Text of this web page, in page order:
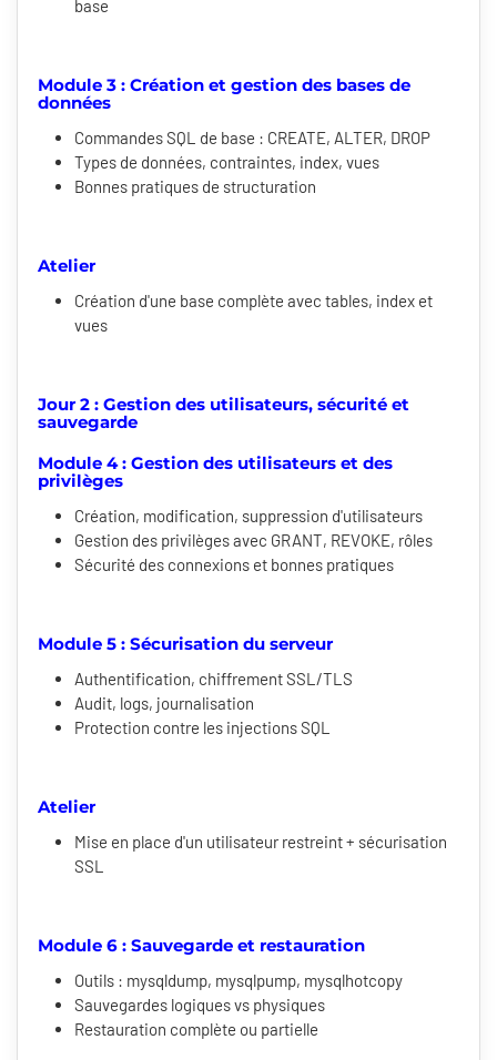
base
Module 3 : Création et gestion des bases de
données
Commandes SQL de base : CREATE, ALTER, DROP
Types de données, contraintes, index, vues
Bonnes pratiques de structuration
Atelier
Création d'une base complète avec tables, index et
vues
Jour 2 : Gestion des utilisateurs, sécurité et
sauvegarde
Module 4 : Gestion des utilisateurs et des
privilèges
Création, modification, suppression d'utilisateurs
Gestion des privilèges avec GRANT, REVOKE, rôles
Sécurité des connexions et bonnes pratiques
Module 5 : Sécurisation du serveur
Authentification, chiffrement SSL/TLS
Audit, logs, journalisation
Protection contre les injections SQL
Atelier
Mise en place d'un utilisateur restreint + sécurisation
SSL
Module 6 : Sauvegarde et restauration
Outils : mysqldump, mysqlpump, mysqlhotcopy
Sauvegardes logiques vs physiques
Restauration complète ou partielle